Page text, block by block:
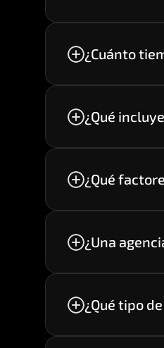
¿Cuánto
Los primeros
¿Qué
¿Qué
Google
¿Una
No. Ninguna
¿Qué tipo
Negocios